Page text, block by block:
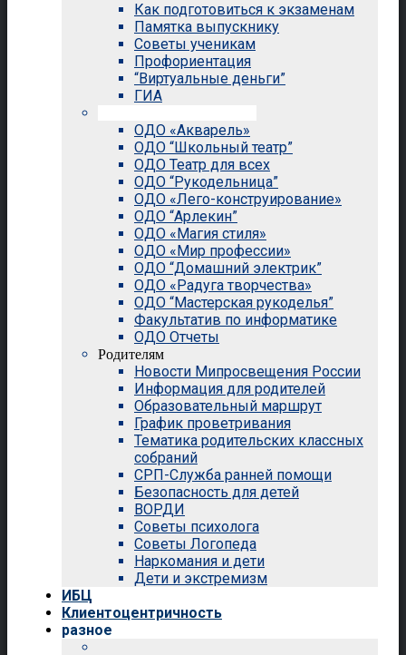
Как подготовиться к экзаменам
Памятка выпускнику
Советы ученикам
Профориентация
“Виртуальные деньги”
ГИА
ОДО «Акварель»
ОДО “Школьный театр”
ОДО Театр для всех
ОДО “Рукодельница”
ОДО «Лего-конструирование»
ОДО “Арлекин”
ОДО «Магия стиля»
ОДО «Мир профессии»
ОДО “Домашний электрик”
ОДО «Радуга творчества»
ОДО “Мастерская рукоделья”
Факультатив по информатике
ОДО Отчеты
Родителям
Новости Мипросвещения России
Информация для родителей
Образовательный маршрут
График проветривания
Тематика родительских классных
собраний
СРП-Служба ранней помощи
Безопасность для детей
ВОРДИ
Советы психолога
Советы Логопеда
Наркомания и дети
Дети и экстремизм
ИБЦ
Клиентоцентричность
разное